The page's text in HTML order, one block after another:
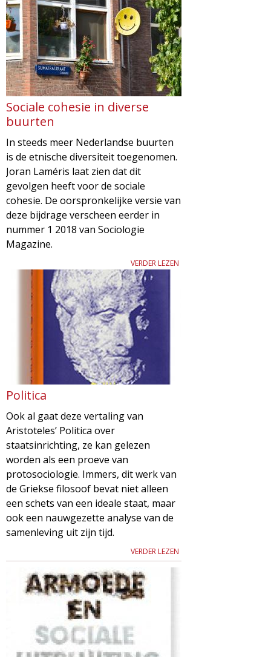
i
o
l
o
g
i
e
M
a
n
e
d
m
e
n
u
Sociale cohesie in diverse
buurten
In steeds meer Nederlandse buurten
is de etnische diversiteit toegenomen.
Joran Laméris laat zien dat dit
gevolgen heeft voor de sociale
cohesie. De oorspronkelijke versie van
deze bijdrage verscheen eerder in
nummer 1 2018 van Sociologie
Magazine.
VERDER LEZEN
Politica
Ook al gaat deze vertaling van
Aristoteles’ Politica over
staatsinrichting, ze kan gelezen
worden als een proeve van
protosociologie. Immers, dit werk van
de Griekse filosoof bevat niet alleen
een schets van een ideale staat, maar
ook een nauwgezette analyse van de
samenleving uit zijn tijd.
VERDER LEZEN